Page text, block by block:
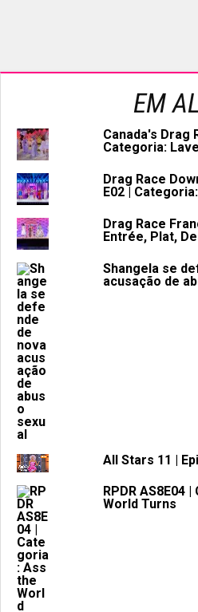
EM
Canada's Drag
Categoria:
Drag Race
E02 |
Drag Race
Entrée, Plat,
Shangela se
acusação de
All Stars 11 |
RPDR AS8E04
World Turns